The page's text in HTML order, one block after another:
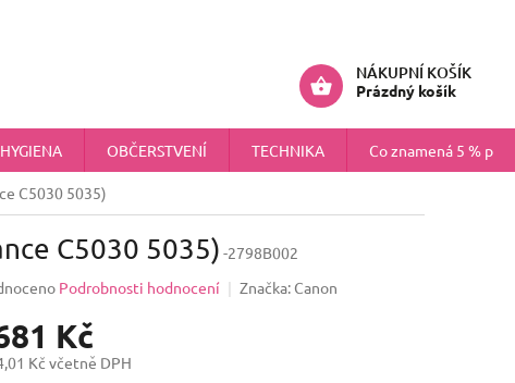
NÁKUPNÍ KOŠÍK
Prázdný košík
HYGIENA OBČERSTVENÍ TECHNIKA Co znamená 5 %
C5030 5035)
C5030 5035) -2798B002
Podrobnosti hodnocení Značka: Canon
Kč
Kč včetně DPH